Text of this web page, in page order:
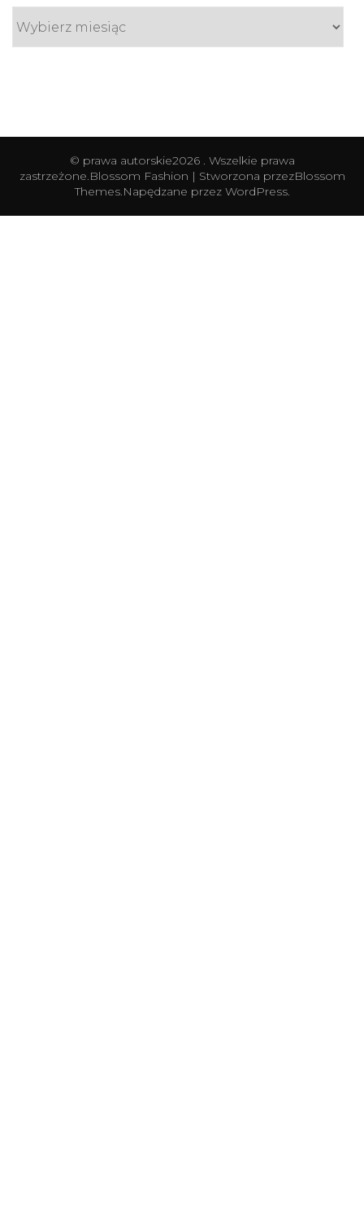
© prawa autorskie2026 . Wszelkie prawa
zastrzeżone.Blossom Fashion | Stworzona przezBlossom
Themes.Napędzane przez WordPress.